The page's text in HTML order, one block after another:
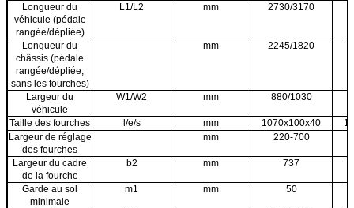
Longueur du
véhicule (pédale
rangée/dépliée)
L1/L2 mm 2730/3170
Longueur du
châssis (pédale
rangée/dépliée,
sans les fourches)
mm 2245/1820
Largeur du
véhicule
W1/W2 mm 880/1030
Taille des fourches l/e/s mm 1070x100x40
Largeur de réglage
des fourches
mm 220-700
Largeur du cadre
de la fourche
b2 mm 737
Garde au sol
minimale
m1 mm 50